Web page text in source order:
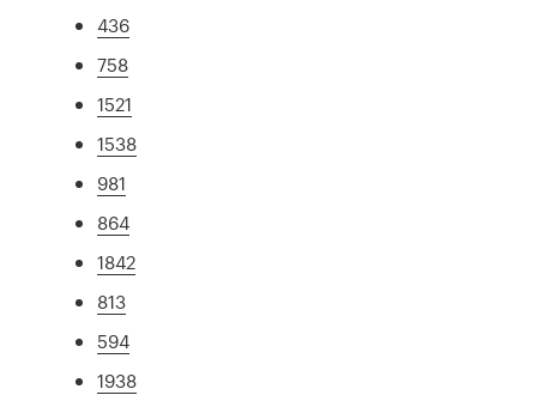
436
758
1521
1538
981
864
1842
813
594
1938